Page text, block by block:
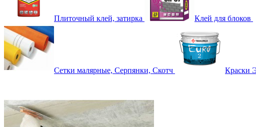
Плиточный клей, затирка Клей для блоков
Сетки малярные, Серпянки, Скотч Краски